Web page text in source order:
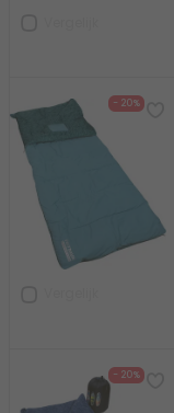
- 20%
- 20%